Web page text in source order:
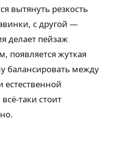
вытянуть резкость
с другой —
делает пейзаж
появляется жуткая
балансировать между
естественной
таки стоит